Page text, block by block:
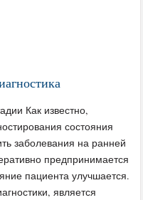
Как известно,
состояния
заболевания на ранней
предпринимается
пациента улучшается.
является